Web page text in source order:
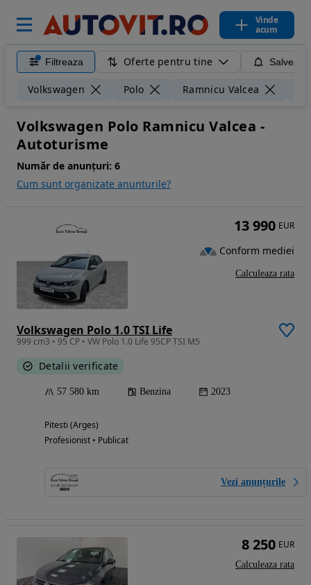
Vinde
acum
Filtreaza Oferte pentru tine
Volkswagen Polo Ramnicu Valcea
Volkswagen Polo Ramnicu Valcea -
Autoturisme
Număr de anunțuri: 6
Cum sunt organizate anunturile?
Volkswagen Polo 1.0 TSI Life
999 cm3 • 95 CP • VW Polo 1.0 Life 95CP TSI M5
Detalii verificate
57 580 km Benzina 2023
Pitesti (Arges)
Profesionist • Publicat
Vezi anunțurile
13 990 EUR
Conform mediei
Calculeaza rata
8 250 EUR
Calculeaza rata